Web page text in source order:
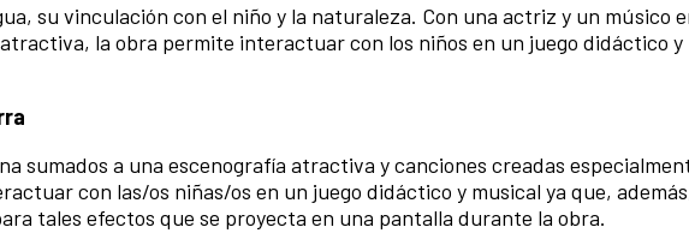
su vinculación con el niño y la naturaleza. Con una actriz y un músico
la obra permite interactuar con los niños en un juego didáctico y
sumados a una escenografía atractiva y canciones creadas
con las/os niñas/os en un juego didáctico y musical ya que,
tales efectos que se proyecta en una pantalla durante la obra.